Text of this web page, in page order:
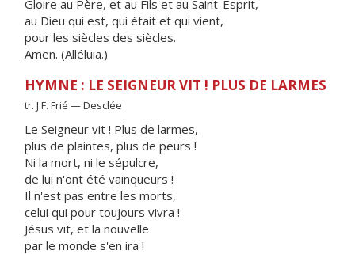
Gloire au Père, et au Fils et au Saint-Esprit,
au Dieu qui est, qui était et qui vient,
pour les siècles des siècles.
Amen. (Alléluia.)
HYMNE : LE SEIGNEUR VIT ! PLUS DE LARMES
tr. J.F. Frié — Desclée
Le Seigneur vit ! Plus de larmes,
plus de plaintes, plus de peurs !
Ni la mort, ni le sépulcre,
de lui n'ont été vainqueurs !
Il n'est pas entre les morts,
celui qui pour toujours vivra !
Jésus vit, et la nouvelle
par le monde s'en ira !